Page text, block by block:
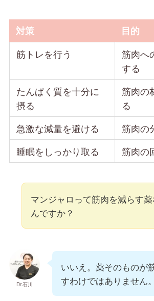
対策
目的
筋トレを行う
筋肉へ
する
たんぱく質を十分に
摂る
筋肉の
る
急激な減量を避ける
筋肉の
睡眠をしっかり取る
筋肉の
マンジャロって筋肉を減らす
んですか？
Dr.石川
いいえ。薬そのものが
すわけではありません。